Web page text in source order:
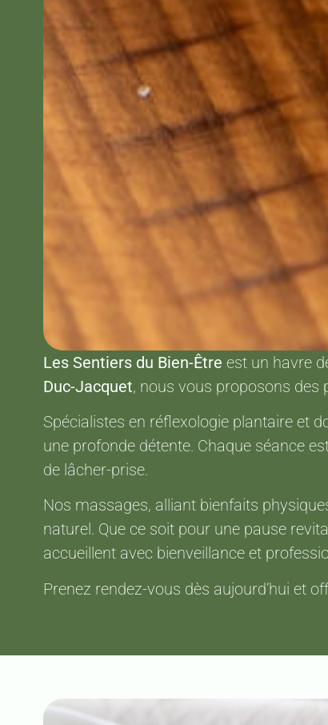
Les Sentiers du Bien-Être est un havre
Duc-Jacquet, nous vous proposons des
Spécialistes en réflexologie plantaire et
une profonde détente. Chaque séance
de lâcher-prise.
Nos massages, alliant bienfaits
naturel. Que ce soit pour une pause
accueillent avec bienveillance et
Prenez rendez-vous dès aujourd’hui et